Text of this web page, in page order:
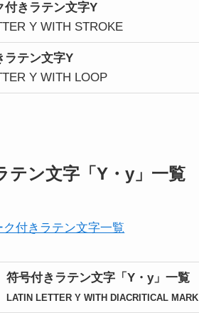
付きラテン文字Y
Y WITH STROKE
ラテン文字Y
Y WITH LOOP
テン文字「Y・y」一覧
付きラテン文字一覧
符号付きラテン文字「Y・y」一覧
LATIN LETTER Y WITH DIACRITICAL MARK